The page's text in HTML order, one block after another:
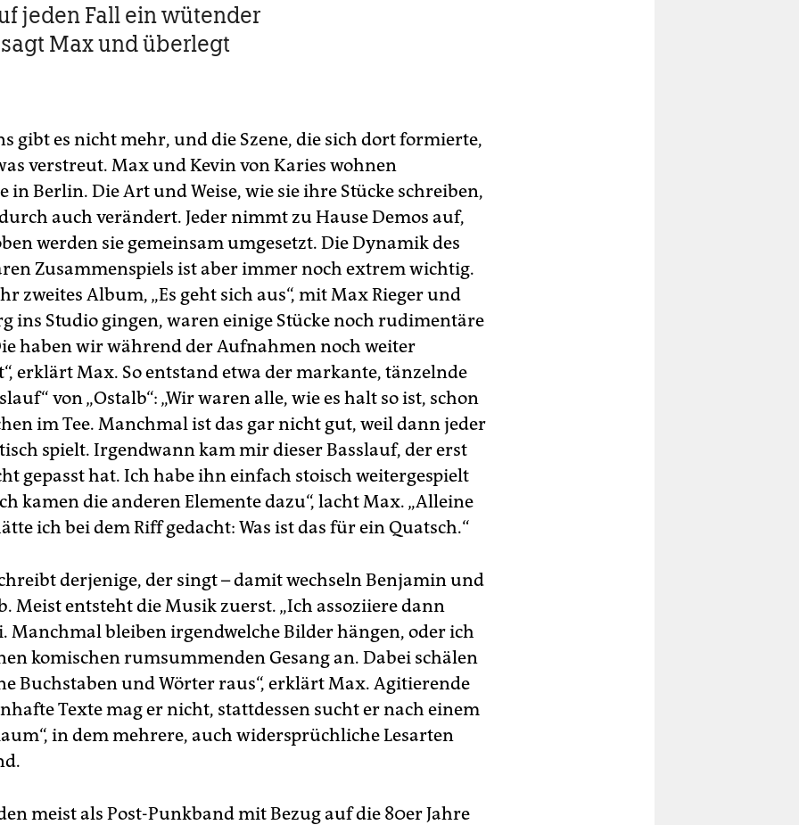
jeden Fall ein wütender
Max und überlegt
gibt es nicht mehr, und die Szene, die sich dort formierte,
verstreut. Max und Kevin von Karies wohnen
in Berlin. Die Art und Weise, wie sie ihre Stücke schreiben,
auch verändert. Jeder nimmt zu Hause Demos auf,
werden sie gemeinsam umgesetzt. Die Dynamik des
Zusammenspiels ist aber immer noch ex­trem wichtig.
zweites Album, „Es geht sich aus“, mit Max Rieger und
ins Studio gingen, waren einige Stücke noch rudimentäre
haben wir während der Aufnahmen noch weiter
erklärt Max. So entstand etwa der markante, tänzelnde
von „Ostalb“: „Wir waren alle, wie es halt so ist, schon
im Tee. Manchmal ist das gar nicht gut, weil dann jeder
spielt. Irgendwann kam mir dieser Basslauf, der erst
gepasst hat. Ich habe ihn einfach stoisch weitergespielt
kamen die anderen Elemente dazu“, lacht Max. „Alleine
ich bei dem Riff gedacht: Was ist das für ein Quatsch.“
derjenige, der singt – damit wechseln Benjamin und
Meist entsteht die Musik zuerst. „Ich assoziiere dann
Manchmal bleiben irgendwelche Bilder hängen, oder ich
komischen rumsummenden Gesang an. Dabei schälen
Buchstaben und Wörter raus“, erklärt Max. Agitierende
Texte mag er nicht, stattdessen sucht er nach einem
in dem mehrere, auch widersprüchliche Lesarten
meist als Post-Punkband mit Bezug auf die 80er Jahre